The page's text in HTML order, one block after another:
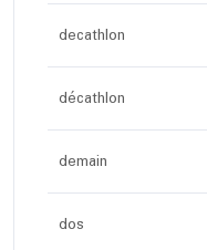
decathlon
décathlon
demain
dos